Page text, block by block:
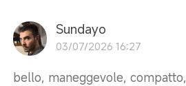
Sundayo
03/07/2026 16:27
bello, maneggevole,